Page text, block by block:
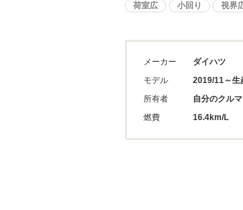
荷室広 小回り 視界
メーカー
ダイハツ
モデル
2019/11～生
所有者
自分のクルマ
燃費
16.4km/L